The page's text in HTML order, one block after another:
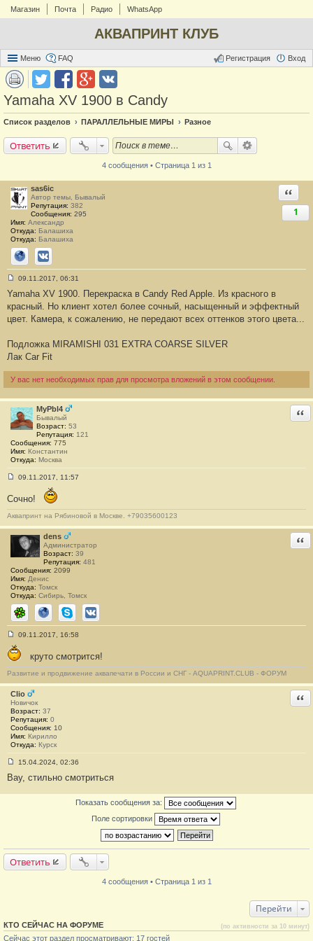
Магазин Почта Радио WhatsApp
АКВАПРИНТ КЛУБ
Меню FAQ Вход
Регистрация
Yamaha XV 1900 в Candy
Список разделов ПАРАЛЛЕЛЬНЫЕ МИРЫ Разное
Ответить
4 сообщения • Страница 1 из 1
sas6ic
Автор темы, Бывалый
Репутация: 382
Сообщения: 295
Имя: Александр
Откуда: Балашиха
Откуда: Балашиха
СайтВКонтакте
1
о
б
щ
и
е
#
09.11.2017, 06:31
Yamaha XV 1900. Перекраска в Candy Red Apple. Из красного в
красный. Но клиент хотел более сочный, насыщенный и эффектный
цвет. Камера, к сожалению, не передают всех оттенков этого цвета...
Подложка MIRAMISHI 031 EXTRA COARSE SILVER
Лак Car Fit
У вас нет необходимых прав для просмотра вложений в этом сообщении.
MyPbl4
Бывалый
Возраст: 53
Репутация: 121
Сообщения: 775
Имя: Константин
Откуда: Москва
о
б
щ
е
н
#
2
09.11.2017, 11:57
Сочно!
Аквапринт на Рябиновой в Москве. +79035600123
dens
Администратор
Возраст: 39
Репутация: 481
Сообщения: 2099
Имя: Денис
Откуда: Томск
Откуда: Сибирь, Томск
ICQ СайтSkypeВКонтакте
о
о
б
щ
е
н
и
3
09.11.2017, 16:58
круто смотрится!
Развитие и продвижение аквапечати в России и СНГ - AQUAPRINT.CLUB - ФОРУМ
Clio
Новичок
Возраст: 37
Репутация: 0
Сообщения: 10
Имя: Кирилло
Откуда: Курск
о
о
б
4
15.04.2024, 02:36
Вау, стильно смотриться
Показать сообщения за:
Поле сортировки
Ответить
4 сообщения • Страница 1 из 1
Перейти
КТО СЕЙЧАС НА ФОРУМЕ (по активности за 10 минут)
Сейчас этот раздел просматривают: 17 гостей